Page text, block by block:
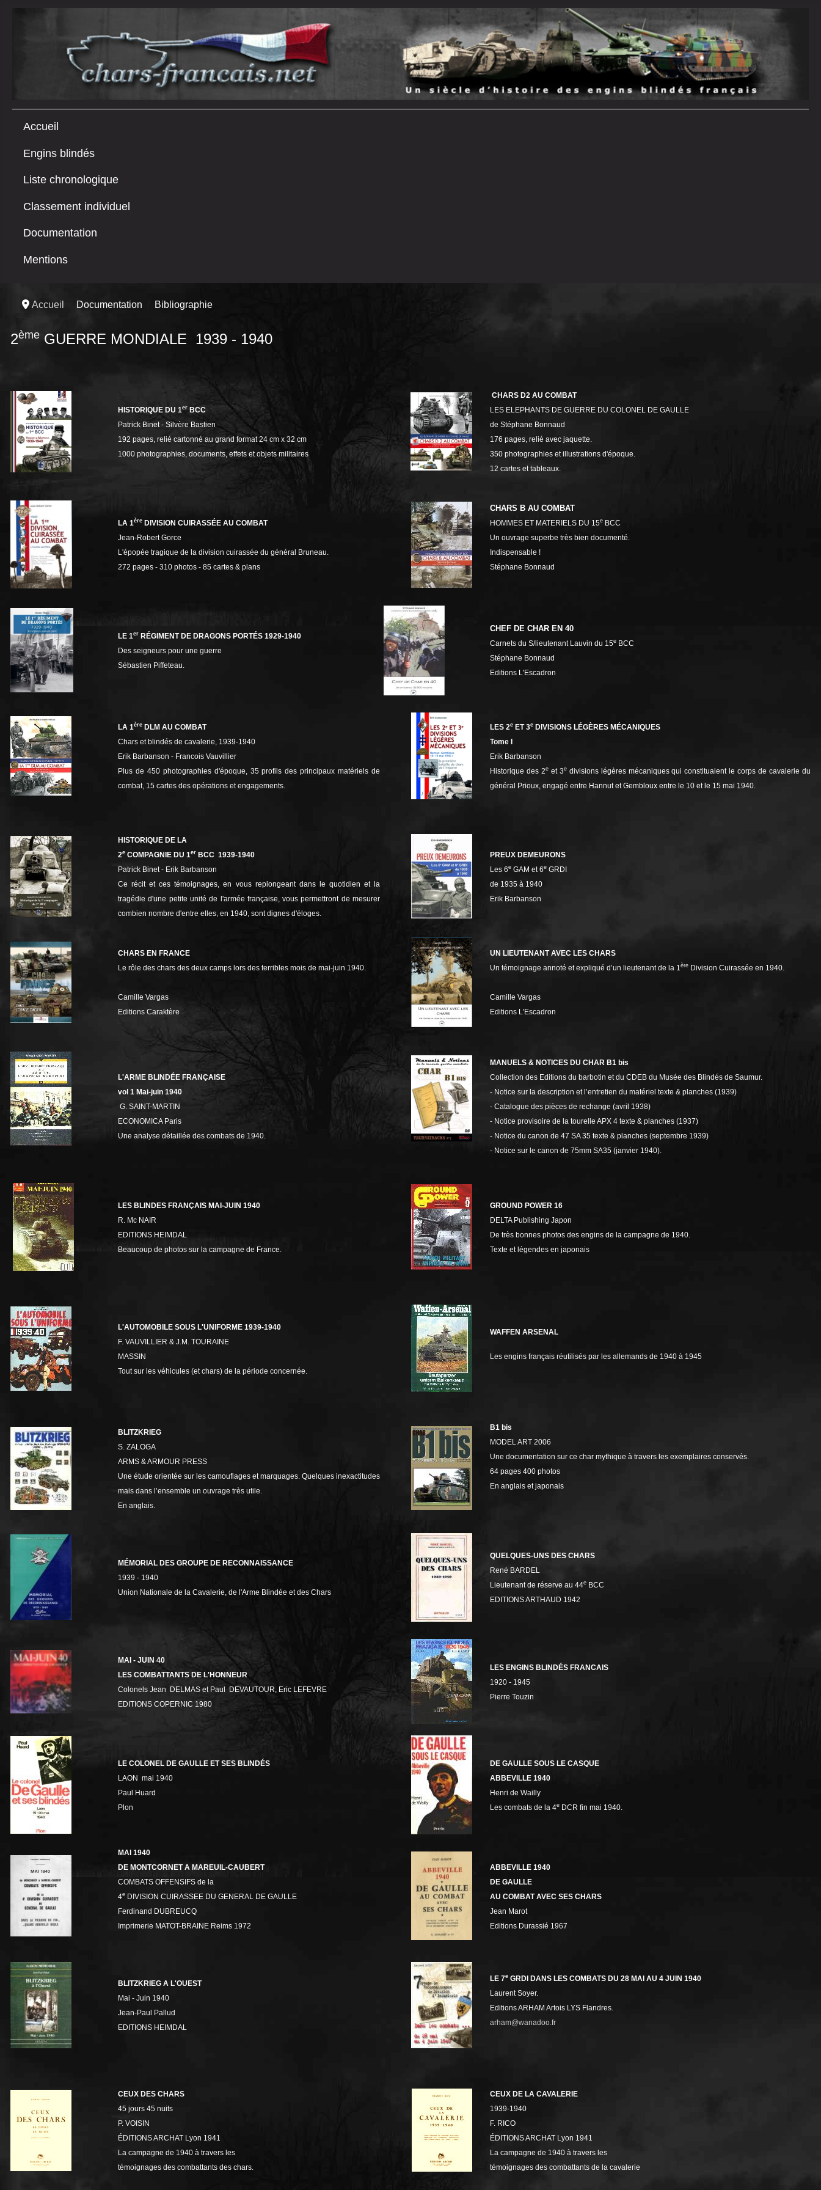
Accueil
Engins blindés
Liste chronologique
Classement individuel
Documentation
Mentions
Accueil Documentation Bibliographie
2ème GUERRE MONDIALE 1939 - 1940
HISTORIQUE DU 1er BCC
Patrick Binet - Silvère Bastien
192 pages, relié cartonné au grand format 24 cm x 32 cm
1000 photographies, documents, effets et objets militaires
CHARS D2 AU COMBAT
LES ELEPHANTS DE GUERRE DU COLONEL DE GAULLE
de Stéphane Bonnaud
176 pages, relié avec jaquette.
350 photographies et illustrations d'époque.
12 cartes et tableaux.
LA 1ère DIVISION CUIRASSÉE AU COMBAT
Jean-Robert Gorce
L'épopée tragique de la division cuirassée du général Bruneau.
272 pages - 310 photos - 85 cartes & plans
CHARS B AU COMBAT
HOMMES ET MATERIELS DU 15e BCC
Un ouvrage superbe très bien documenté.
Indispensable !
Stéphane Bonnaud
LE 1er RÉGIMENT DE DRAGONS PORTÉS 1929-1940
Des seigneurs pour une guerre
Sébastien Piffeteau.
CHEF DE CHAR EN 40
Carnets du S/lieutenant Lauvin du 15e BCC
Stéphane Bonnaud
Editions L'Escadron
LA 1ère DLM AU COMBAT
Chars et blindés de cavalerie, 1939-1940
Erik Barbanson -‎ Francois Vauvillier
Plus de 450 photographies d'époque, 35 profils desprincipaux matériels de
combat, 15 cartes des opérations etengagements.
LES 2e ET 3e DIVISIONS LÉGÈRES MÉCANIQUES
Tome I
Erik Barbanson
Historique des 2eet 3edivisions légères mécaniques qui constituaient le corps de cavalerie du
général Prioux, engagé entre Hannut et Gembloux entre le 10 et le 15 mai 1940.
HISTORIQUE DE LA
2e COMPAGNIE DU 1er BCC 1939-1940
Patrick Binet - Erik Barbanson
Ce récit et ces témoignages, en vous replongeant dans le quotidien et la
tragédie d'une petite unité de l'armée française, vous permettront de mesurer
combien nombre d'entre elles, en 1940, sont dignes d'éloges.
PREUX DEMEURONS
Les 6e GAM et 6e GRDI
de 1935 à 1940
Erik Barbanson
CHARS EN FRANCE
Le rôle des chars des deux camps lors des terribles mois de mai-juin 1940.
Camille Vargas
Editions Caraktère
UN LIEUTENANT AVEC LES CHARS
Un témoignage annoté et expliqué d’un lieutenant de la 1 ère Division Cuirassée en 1940.
Camille Vargas
Editions L'Escadron
L'ARME BLINDÉE FRANÇAISE
vol 1 Mai-juin 1940
G. SAINT-MARTIN
ECONOMICA Paris
Une analyse détaillée des combats de 1940.
MANUELS & NOTICES DU CHAR B1 bis
Collection des Editions du barbotin et du CDEB du Musée des Blindés de Saumur.
- Notice sur la description et l’entretien du matériel texte & planches (1939)
- Catalogue des pièces de rechange (avril 1938)
- Notice provisoire de la tourelle APX 4 texte & planches (1937)
- Notice du canon de 47 SA 35 texte & planches (septembre 1939)
- Notice sur le canon de 75mm SA35 (janvier 1940).
LES BLINDES FRANÇAIS MAI-JUIN 1940
R. Mc NAIR
EDITIONS HEIMDAL
Beaucoup de photos sur la campagne de France.
GROUND POWER 16
DELTA Publishing Japon
De très bonnes photos des engins de la campagne de 1940.
Texte et légendes en japonais
L'AUTOMOBILE SOUS L'UNIFORME 1939-1940
F. VAUVILLIER & J.M. TOURAINE
MASSIN
Tout sur les véhicules (et chars) de la période concernée.
WAFFEN ARSENAL
Les engins français réutilisés par les allemands de 1940 à 1945
BLITZKRIEG
S. ZALOGA
ARMS & ARMOUR PRESS
Une étude orientée sur les camouflages et marquages. Quelques inexactitudes
mais dans l’ensemble un ouvrage très utile.
En anglais.
B1 bis
MODEL ART 2006
Une documentation sur ce char mythique à travers les exemplaires conservés.
64 pages 400 photos
En anglais et japonais
MÉMORIAL DES GROUPE DE RECONNAISSANCE
1939 - 1940
Union Nationale de la Cavalerie, de l'Arme Blindée et des Chars
QUELQUES-UNS DES CHARS
René BARDEL
Lieutenant de réserve au 44e BCC
EDITIONS ARTHAUD 1942
MAI - JUIN 40
LES COMBATTANTS DE L'HONNEUR
Colonels Jean DELMAS et Paul DEVAUTOUR, Eric LEFEVRE
EDITIONS COPERNIC 1980
LES ENGINS BLINDÉS FRANCAIS
1920 - 1945
Pierre Touzin
LE COLONEL DE GAULLE ET SES BLINDÉS
LAON mai 1940
Paul Huard
Plon
DE GAULLE SOUS LE CASQUE
ABBEVILLE 1940
Henri de Wailly
Les combats de la 4e DCR fin mai 1940.
MAI 1940
DE MONTCORNET A MAREUIL-CAUBERT
COMBATS OFFENSIFS de la
4e DIVISION CUIRASSEE DU GENERAL DE GAULLE
Ferdinand DUBREUCQ
Imprimerie MATOT-BRAINE Reims 1972
ABBEVILLE 1940
DE GAULLE
AU COMBAT AVEC SES CHARS
Jean Marot
Editions Durassié 1967
BLITZKRIEG A L'OUEST
Mai - Juin 1940
Jean-Paul Pallud
EDITIONS HEIMDAL
LE 7e GRDI DANS LES COMBATS DU 28 MAI AU 4 JUIN 1940
Laurent Soyer.
Editions ARHAM Artois LYS Flandres.
arham@wanadoo.fr
CEUX DES CHARS
45 jours 45 nuits
P. VOISIN
ÉDITIONS ARCHAT Lyon 1941
La campagne de 1940 à travers les
témoignages des combattants des chars.
CEUX DE LA CAVALERIE
1939-1940
F. RICO
ÉDITIONS ARCHAT Lyon 1941
La campagne de 1940 à travers les
témoignages des combattants de la cavalerie